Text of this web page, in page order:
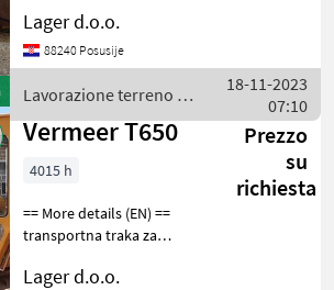
shift of the chain follows
the track back loading
conveyor possibility of
and hydr
Lager d.o.o.
88240 Posusije
Lavorazione terreno /
Sonstige
18-11-2023
07:10
Vermeer T650
Prezzo
su
richiesta
4015 h
== More details (EN) ==
transportna traka za
oba smjera dubina kopanja
Lager d.o.o.